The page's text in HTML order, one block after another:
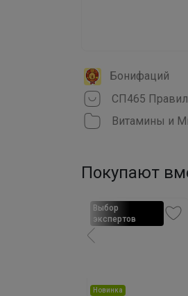
Бонифаций
Витамины и
Покупают
Выбор
экспертов
Новинка